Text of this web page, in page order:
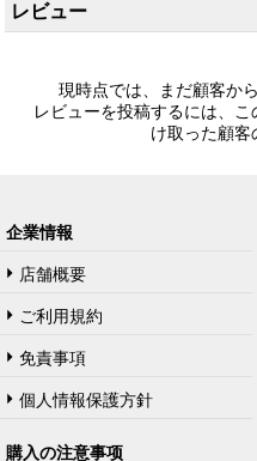
レビュー
現時点では、まだ顧客か
レビューを投稿するには、
け取った顧客
企業情報
店舗概要
ご利用規約
免責事項
個人情報保護方針
購入の注意事项